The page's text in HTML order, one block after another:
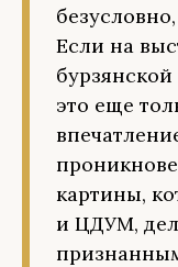
Если на
это еще
картины,
и ЦДУМ,